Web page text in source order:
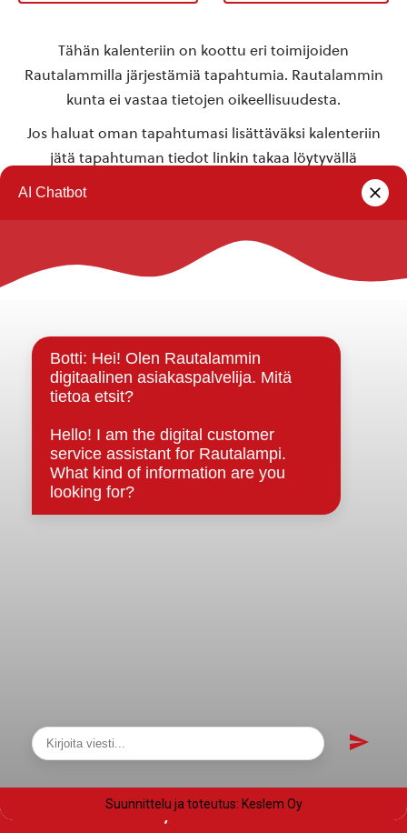
Tähän kalenteriin on koottu eri toimijoiden
Rautalammilla järjestämiä tapahtumia. Rautalammin
kunta ei vastaa tietojen oikeellisuudesta.
Jos haluat oman tapahtumasi lisättäväksi kalenteriin
jätä tapahtuman tiedot linkin takaa löytyvällä
Rautalammin kunta
Strategiat, ohjelmat, ohjeet, suunnitelmat, säännöt ja
sopimukset
Asiakirjajulkisuuskuvaus
Evästeet
Saavutettavuusseloste
Tietosuoja
Tietosuojaselosteet
Näytä sivukartta